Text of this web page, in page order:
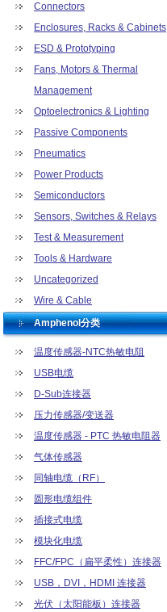
Connectors
Enclosures, Racks & Cabinets
ESD & Prototyping
Fans, Motors & Thermal
Management
Optoelectronics & Lighting
Passive Components
Pneumatics
Power Products
Semiconductors
Sensors, Switches & Relays
Test & Measurement
Tools & Hardware
Uncategorized
Wire & Cable
Amphenol分类
温度传感器-NTC热敏电阻
USB电缆
D-Sub连接器
压力传感器/变送器
温度传感器 - PTC 热敏电阻器
气体传感器
同轴电缆（RF）
圆形电缆组件
插接式电缆
模块化电缆
FFC/FPC（扁平柔性）连接器
USB，DVI，HDMI 连接器
光伏（太阳能板）连接器